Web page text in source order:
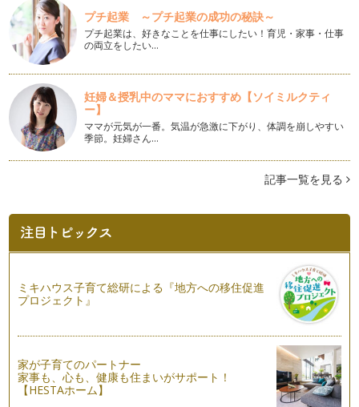
『育児と仕事両立のコツ』
今回は「仕事と育児の両立のコツ」をテーマにしました。 私
の住む北海道でも、様々な…
ママの『プチ起業』
私達が運営しているママナビ会員の中には、趣味や特技を仕事
にするいわゆる「プチ起業」をするマ…
北海道の「食」
北海道では大分、涼しい日が続くように、秋が1歩1歩近づい
私の運営している北海道の育児ポータルサイト「ママナビ」で
は、これから働きたいと考えるママ向…
プチ起業 ～プチ起業の成功の秘訣～
プチ起業は、好きなことを仕事にしたい！育児・家事・仕事
の両立をしたい…
妊婦＆授乳中のママにおすすめ【ソイミルクティ
ー】
ママが元気が一番。気温が急激に下がり、体調を崩しやすい
季節。妊婦さん…
記事一覧を見る
ミキハウス子育て総研による『地方への移住促進
プロジェクト』
家が子育てのパートナー
家事も、心も、健康も住まいがサポート！
【HESTAホーム】